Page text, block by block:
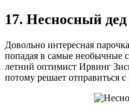
17. Несносный дед
Довольно интересная
попадая в самые
летний оптимист Ирвинг
потому решает отправиться